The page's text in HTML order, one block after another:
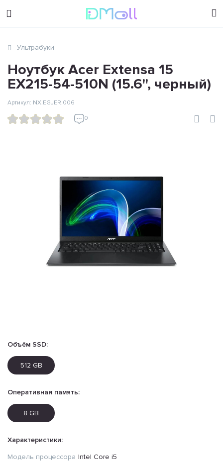
sales@dimoll.ru
Ультрабуки
Ноутбук Acer Extensa 15
EX215-54-510N (15.6'', черный)
0
Артикул: NX.EGJER.006
Объём SSD:
512 GB
Оперативная память:
8 GB
Характеристики:
Модель процессора Intel Core i5